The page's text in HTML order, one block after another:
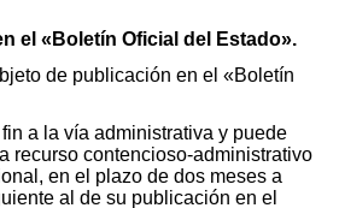
el «Boletín Oficial del Estado».
de publicación en el «Boletín
a la vía administrativa y puede
recurso contencioso-administrativo
en el plazo de dos meses a
al de su publicación en el